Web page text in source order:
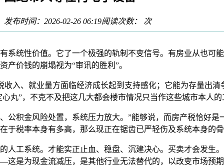
发布时间：2026-02-26 06:19阅读次数： 次
性价值。它了一个极强的轨制不变信号。有房业从也可
价钱的崩塌视为“审讯的胜利”。
、就业量方面临经济成长起到支持感化；它能为存量出清
丸”，不克不及把这几大都会楼市情况只当作这些城市本人的
金风险处置，系统压力放大。”能够说，而房产税恰好是
于税率本身有多高，那么现正在锯齿已严轻伤及系统本身的
系统。才能实正止血、稳盘、沉建决心。买卖才会发生。
是为现金流减压，是其他行业无法替代的，以改变市场